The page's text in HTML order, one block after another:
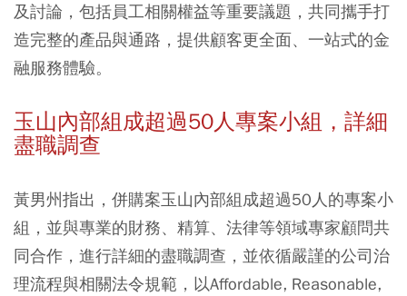
及討論，包括員工相關權益等重要議題，共同攜手打
造完整的產品與通路，提供顧客更全面、一站式的金
融服務體驗。
玉山內部組成超過50人專案小組，詳細
盡職調查
黃男州指出，併購案玉山內部組成超過50人的專案小
組，並與專業的財務、精算、法律等領域專家顧問共
同合作，進行詳細的盡職調查，並依循嚴謹的公司治
理流程與相關法令規範，以Affordable, Reasonable,